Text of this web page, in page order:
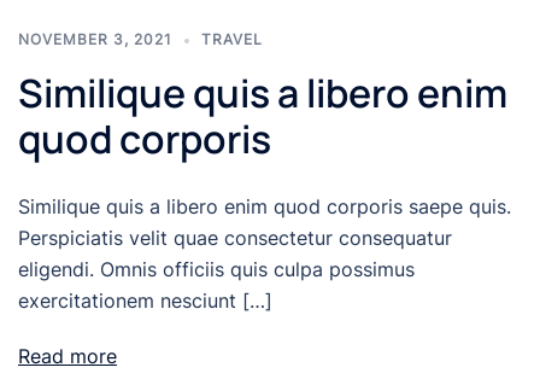
NOVEMBER 3, 2021 TRAVEL
Similique quis a libero enim
quod corporis
Similique quis a libero enim quod corporis saepe quis.
Perspiciatis velit quae consectetur consequatur
eligendi. Omnis officiis quis culpa possimus
exercitationem nesciunt […]
Read more